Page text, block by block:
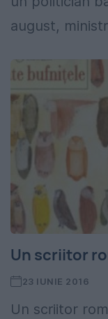
august,
Un scriitor
23 IUNIE 2016
Un scriitor